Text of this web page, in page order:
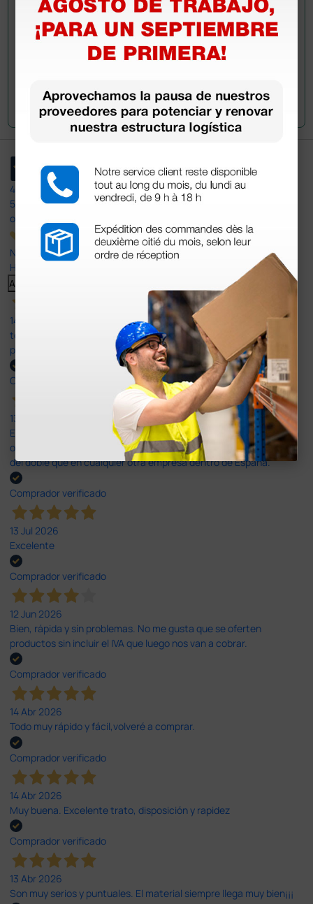
Envía tu pregunta
4,4
597
opiniones
Nuestras reseñas de 4 y 5 estrellas.
Haga clic aquí para leerlos todos >
Anterior
14 Jul 2026
todo correcto. podria señalar que un poco caro los portes y el
plazo de entrega se alarga.
Comprador verificado
13 Jul 2026
Es fácil hacer el pedido. El producto, bastante mas barato que en
otras plataformas de material médico. Pero el envío cuesta más
del doble que en cualquier otra empresa dentro de España.
Comprador verificado
13 Jul 2026
Excelente
Comprador verificado
12 Jun 2026
Bien, rápida y sin problemas. No me gusta que se oferten
productos sin incluir el IVA que luego nos van a cobrar.
Comprador verificado
14 Abr 2026
Todo muy rápido y fácil,volveré a comprar.
Comprador verificado
14 Abr 2026
Muy buena. Excelente trato, disposición y rapidez
Comprador verificado
13 Abr 2026
Son muy serios y puntuales. El material siempre llega muy bien¡¡¡